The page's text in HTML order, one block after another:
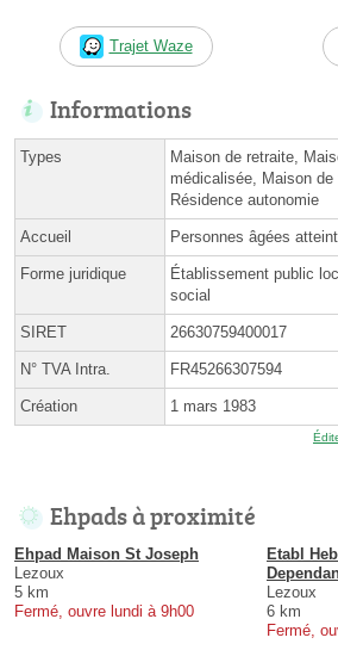
Trajet Waze
Informations
Types
Maison de retraite,
médicalisée, Maison de
Résidence autonomie
Accueil Personnes âgées
Forme juridique
Établissement public
social
SIRET 26630759400017
N° TVA Intra. FR45266307594
Création 1 mars 1983
Ehpads à proximité
Ehpad Maison St Joseph
Lezoux
5 km
Fermé, ouvre lundi à 9h00
Etabl
Lezoux
6 km
Fermé,